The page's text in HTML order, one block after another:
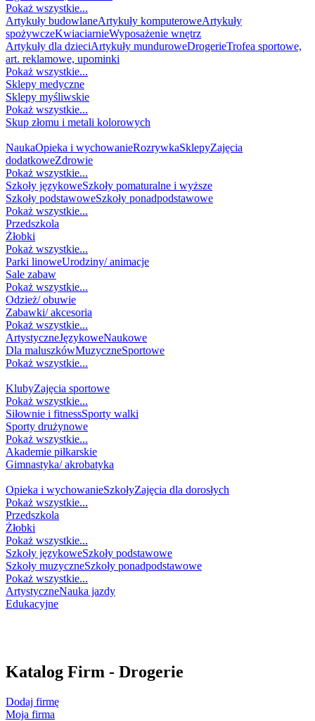
Pokaż wszystkie...
Artykuły budowlaneArtykuły komputeroweArtykuły
spożywczeKwiaciarnieWyposażenie wnętrz
Artykuły dla dzieciArtykuły munduroweDrogerieTrofea sportowe,
art. reklamowe, upominki
Pokaż wszystkie...
Sklepy medyczne
Sklepy myśliwskie
Pokaż wszystkie...
Skup złomu i metali kolorowych
NaukaOpieka i wychowanieRozrywkaSklepyZajęcia
dodatkoweZdrowie
Pokaż wszystkie...
Szkoły językoweSzkoły pomaturalne i wyższe
Szkoły podstawoweSzkoły ponadpodstawowe
Pokaż wszystkie...
Przedszkola
Żłobki
Pokaż wszystkie...
Parki linoweUrodziny/ animacje
Sale zabaw
Pokaż wszystkie...
Odzież/ obuwie
Zabawki/ akcesoria
Pokaż wszystkie...
ArtystyczneJęzykoweNaukowe
Dla maluszkówMuzyczneSportowe
Pokaż wszystkie...
KlubyZajęcia sportowe
Pokaż wszystkie...
Siłownie i fitnessSporty walki
Sporty drużynowe
Pokaż wszystkie...
Akademie piłkarskie
Gimnastyka/ akrobatyka
Opieka i wychowanieSzkołyZajęcia dla dorosłych
Pokaż wszystkie...
Przedszkola
Żłobki
Pokaż wszystkie...
Szkoły językoweSzkoły podstawowe
Szkoły muzyczneSzkoły ponadpodstawowe
Pokaż wszystkie...
ArtystyczneNauka jazdy
Edukacyjne
Katalog Firm - Drogerie
Dodaj firmę
Moja firma